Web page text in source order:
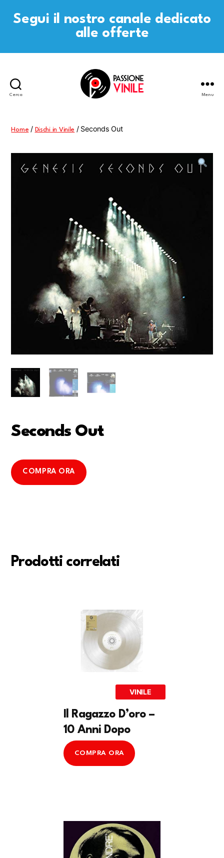
Segui il nostro canale dedicato
alle offerte
Cerca Menu
Home / Dischi in Vinile / Seconds Out
Seconds Out
COMPRA ORA
Prodotti correlati
VINILE
Il Ragazzo D’oro –
10 Anni Dopo
COMPRA ORA